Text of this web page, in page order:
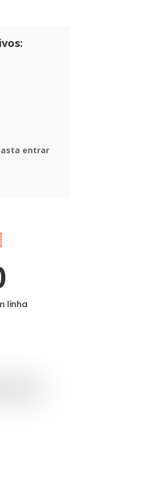
entrar
linha